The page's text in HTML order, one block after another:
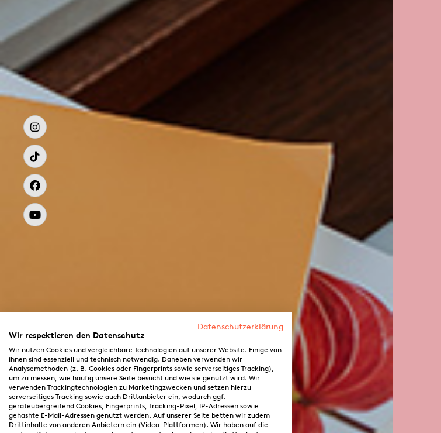
Datenschutzerklärung
Wir respektieren den Datenschutz
Wir nutzen Cookies und vergleichbare Technologien auf unserer Website. Einige von
ihnen sind essenziell und technisch notwendig. Daneben verwenden wir
Analysemethoden (z. B. Cookies oder Fingerprints sowie serverseitiges Tracking),
um zu messen, wie häufig unsere Seite besucht und wie sie genutzt wird. Wir
verwenden Trackingtechnologien zu Marketingzwecken und setzen hierzu
serverseitiges Tracking sowie auch Drittanbieter ein, wodurch ggf.
geräteübergreifend Cookies, Fingerprints, Tracking-Pixel, IP-Adressen sowie
gehashte E-Mail-Adressen genutzt werden. Auf unserer Seite betten wir zudem
Drittinhalte von anderen Anbietern ein (Video-Plattformen). Wir haben auf die